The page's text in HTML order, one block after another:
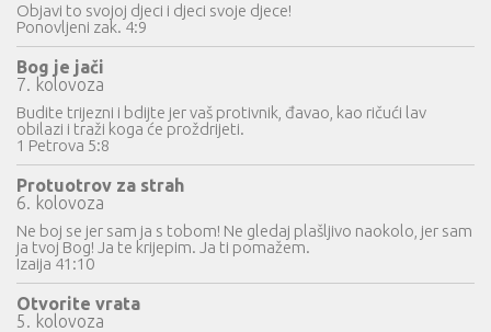
Objavi to svojoj djeci i djeci svoje djece!
Ponovljeni zak. 4:9
Bog je jači
7. kolovoza
Budite trijezni i bdijte jer vaš protivnik, đavao, kao ričući lav
obilazi i traži koga će proždrijeti.
1 Petrova 5:8
Protuotrov za strah
6. kolovoza
Ne boj se jer sam ja s tobom! Ne gledaj plašljivo naokolo, jer sam
ja tvoj Bog! Ja te krijepim. Ja ti pomažem.
Izaija 41:10
Otvorite vrata
5. kolovoza